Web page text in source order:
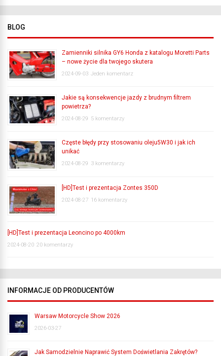
BLOG
Zamienniki silnika GY6 Honda z katalogu Moretti Parts
– nowe życie dla twojego skutera
2024-09-03 Jeden komentarz
Jakie są konsekwencje jazdy z brudnym filtrem
powietrza?
2024-08-29 5 komentarzy
Częste błędy przy stosowaniu oleju5W30 i jak ich
unikać
2024-08-29 3 komentarzy
[HD]Test i prezentacja Zontes 350D
2024-08-27 16 komentarzy
[HD]Test i prezentacja Leoncino po 4000km
2024-08-20 20 komentarzy
INFORMACJE OD PRODUCENTÓW
Warsaw Motorcycle Show 2026
2026-03-27
Jak Samodzielnie Naprawić System Doświetlania Zakrętów?